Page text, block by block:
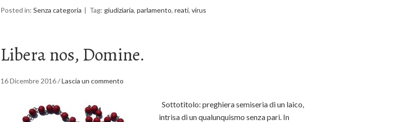
Posted in: Senza categoria Tag: giudiziaria, parlamento, reati, virus
Libera nos, Domine.
16 Dicembre 2016/Lascia un commento
Sottotitolo: preghiera semiseria di un laico,
intrisa di un qualunquismo senza pari. In